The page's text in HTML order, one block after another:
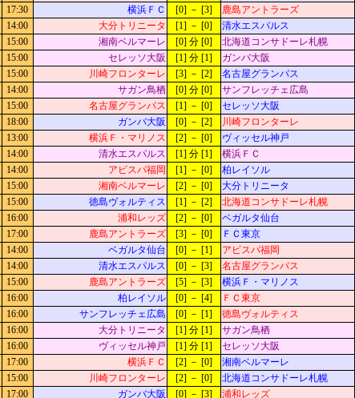
17:30 横浜ＦＣ [0] － [3] 鹿島アントラーズ
14:00 大分トリニータ [1] － [0] 清水エスパルス
15:00 湘南ベルマーレ [0] 分 [0] 北海道コンサドーレ札幌
15:00 セレッソ大阪 [1] 分 [1] ガンバ大阪
15:00 川崎フロンターレ [3] － [2] 名古屋グランパス
14:00 サガン鳥栖 [0] 分 [0] サンフレッチェ広島
15:00 名古屋グランパス [1] － [0] セレッソ大阪
18:00 ガンバ大阪 [0] － [2] 川崎フロンターレ
13:00 横浜Ｆ・マリノス [2] － [0] ヴィッセル神戸
14:00 清水エスパルス [1] 分 [1] 横浜ＦＣ
14:00 アビスパ福岡 [1] － [0] 柏レイソル
15:00 湘南ベルマーレ [2] － [0] 大分トリニータ
15:00 徳島ヴォルティス [1] － [2] 北海道コンサドーレ札幌
16:00 浦和レッズ [2] － [0] ベガルタ仙台
17:00 鹿島アントラーズ [3] － [0] ＦＣ東京
14:00 ベガルタ仙台 [0] － [1] アビスパ福岡
14:00 清水エスパルス [0] － [3] 名古屋グランパス
15:00 鹿島アントラーズ [5] － [3] 横浜Ｆ・マリノス
16:00 柏レイソル [0] － [4] ＦＣ東京
16:00 サンフレッチェ広島 [0] － [1] 徳島ヴォルティス
16:00 大分トリニータ [1] 分 [1] サガン鳥栖
16:00 ヴィッセル神戸 [1] 分 [1] セレッソ大阪
17:00 横浜ＦＣ [2] － [0] 湘南ベルマーレ
15:00 川崎フロンターレ [2] － [0] 北海道コンサドーレ札幌
17:00 ガンバ大阪 [0] － [3] 浦和レッズ